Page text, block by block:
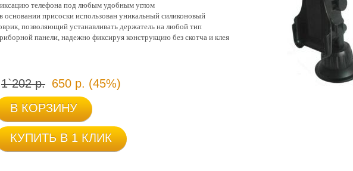
телефона под любым удобным углом
основании присоски использован уникальный силиконовый
позволяющий устанавливать держатель на любой тип
панели, надежно фиксируя конструкцию без скотча и клея
1`202 р. 650 р. (45%)
В КОРЗИНУ
КУПИТЬ В 1 КЛИК